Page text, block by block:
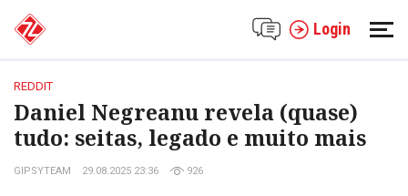
Login
REDDIT
Daniel Negreanu revela (quase)
tudo: seitas, legado e muito mais
GIPSYTEAM 29.08.2025 23:36 926